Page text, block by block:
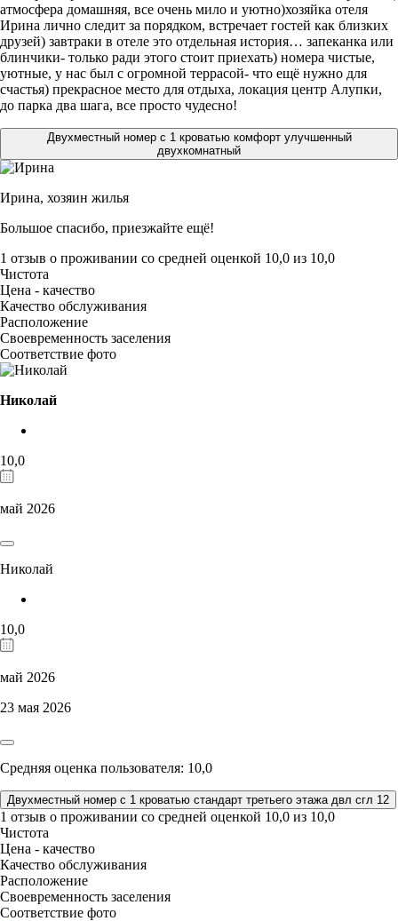
атмосфера домашняя, все очень мило и уютно)хозяйка отеля
Ирина лично следит за порядком, встречает гостей как близких
друзей) завтраки в отеле это отдельная история… запеканка или
блинчики- только ради этого стоит приехать) номера чистые,
уютные, у нас был с огромной террасой- что ещё нужно для
счастья) прекрасное место для отдыха, локация центр Алупки,
до парка два шага, все просто чудесно!
Двухместный номер с 1 кроватью комфорт улучшенный
двухкомнатный
Ирина, хозяин жилья
Большое спасибо, приезжайте ещё!
1 отзыв о проживании со средней оценкой 10,0 из 10,0
Чистота
Цена - качество
Качество обслуживания
Расположение
Своевременность заселения
Соответствие фото
Николай
10,0
май 2026
Николай
10,0
май 2026
23 мая 2026
Средняя оценка пользователя: 10,0
Двухместный номер с 1 кроватью стандарт третьего этажа двл сгл 12
1 отзыв о проживании со средней оценкой 10,0 из 10,0
Чистота
Цена - качество
Качество обслуживания
Расположение
Своевременность заселения
Соответствие фото